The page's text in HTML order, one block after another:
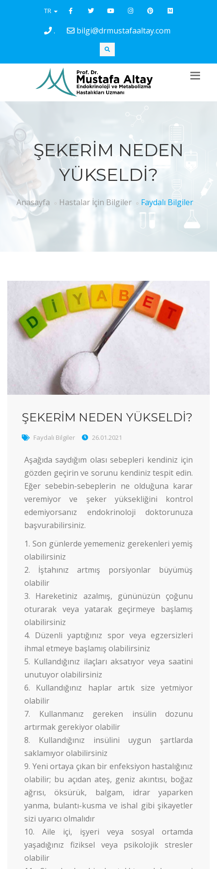
TR
. bilgi@drmustafaaltay.com
ŞEKERİM NEDEN
YÜKSELDİ?
Anasayfa Hastalar İçin Bilgiler Faydalı Bilgiler
ŞEKERİM NEDEN YÜKSELDİ?
Faydalı Bilgiler 26.01.2021
Aşağıda saydığım olası sebepleri kendiniz için
gözden geçirin ve sorunu kendiniz tespit edin.
Eğer sebebin-sebeplerin ne olduğuna karar
veremiyor ve şeker yüksekliğini kontrol
edemiyorsanız endokrinoloji doktorunuza
başvurabilirsiniz.
Son günlerde yememeniz gerekenleri yemiş
olabilirsiniz
İştahınız artmış porsiyonlar büyümüş
olabilir
Hareketiniz azalmış, gününüzün çoğunu
oturarak veya yatarak geçirmeye başlamış
olabilirsiniz
Düzenli yaptığınız spor veya egzersizleri
ihmal etmeye başlamış olabilirsiniz
Kullandığınız ilaçları aksatıyor veya saatini
unutuyor olabilirsiniz
Kullandığınız haplar artık size yetmiyor
olabilir
Kullanmanız gereken insülin dozunu
artırmak gerekiyor olabilir
Kullandığınız insülini uygun şartlarda
saklamıyor olabilirsiniz
Yeni ortaya çıkan bir enfeksiyon hastalığınız
olabilir; bu açıdan ateş, geniz akıntısı, boğaz
ağrısı, öksürük, balgam, idrar yaparken
yanma, bulantı-kusma ve ishal gibi şikayetler
sizi uyarıcı olmalıdır
Aile içi, işyeri veya sosyal ortamda
yaşadığınız fiziksel veya psikolojik stresler
olabilir